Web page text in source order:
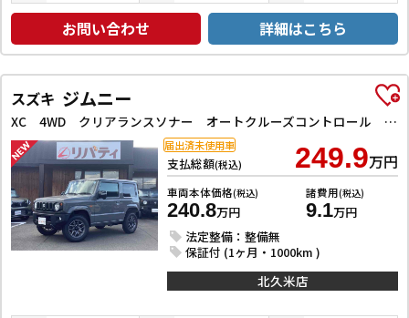
お問い合わせ 詳細はこちら
スズキ ジムニー
XC 4WD クリアランスソナー オートクルーズコントロール レーンアシスト 衝突被害軽減システム オートライト ヘッドライトウォッシャー スマートキー アイドリングストップ 電動格納ミラー シートヒーター
支払総額(税込) 249.9万円
車両本体価格(税込)
240.8万円
諸費用(税込)
9.1万円
法定整備：整備無
保証付 (1ヶ月・1000km )
届出済未使用車
北久米店